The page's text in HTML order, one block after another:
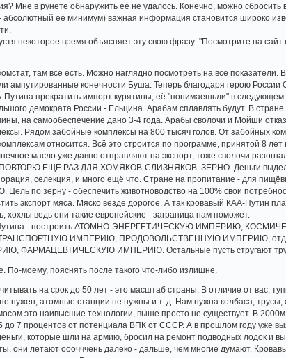
Мне в рунете обнаружить её не удалось. Конечно, можно
абсолютный её минимум) важная информация становится широко
некоторое время объясняет эту свою фразу: "Посмотрите на
там всё есть. Можно наглядно посмотреть на все показатели.
ампутированные конечности Буша. Теперь благодаря герою
Путина прекратить импорт курятины, её "понимаешьли" в следующем
демократа России - Ельцина. Арабам сплавлять будут. В
на самообеспечение дано 3-4 года. Арабы сволочи и Мойши
Рядом забойные комплексы на 800 тысяч голов. От забойных
относится. Всё это строится по программе, принятой 8
масло уже давно отправляют на экспорт, тоже сволочи
ПОВТОРЮ ЕЩЁ РАЗ ДЛЯ ХОМЯКОВ-СЛИЗНЯКОВ. ЗЕРНО. Деньги
селекция, и много ещё что. Стране на пропитание - для
по зерну - обеспечить животноводство на 100% свои
экспорт мяса. Мяско везде дорогое. А так кровавый КАА-Путин
хохлы ведь они такие европейские - заграница нам поможет.
Путина - построить АТОМНО-ЭНЕРГЕТИЧЕСКУЮ ИМПЕРИЮ,
ИМПЕРИЮ, ПРОДОВОЛЬСТВЕННУЮ ИМПЕРИЮ,
ИМПЕРИЮ. Остальные пусть стругают трусы,
моему, пояснять после такого что-либо излишне.
на срок до 50 лет - это масштаб страны. В отличие от вас,
нужен, атомные станции не нужны и т. д. Нам нужна колбаса, трусы,
это наивысшие технологии, выше просто не существует. В
5 до 7 процентов от потенциала ВПК от СССР. А в прошлом году уже
которые шли на армию, бросил на ремонт подводных лодок и
они летают ооочччень далеко - дальше, чем многие думают.